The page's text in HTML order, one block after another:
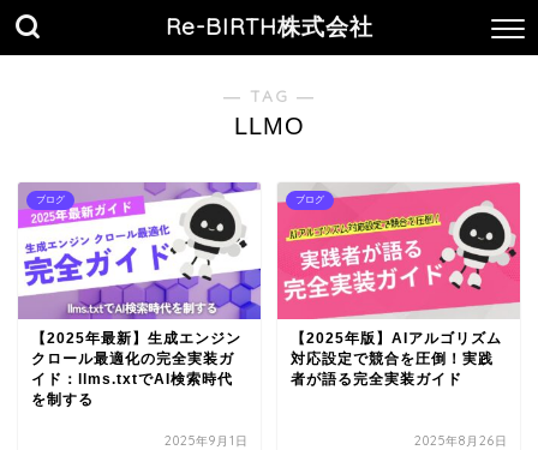
Re-BIRTH株式会社
― TAG ―
LLMO
ブログ
【2025年最新】生成エンジン
クロール最適化の完全実装ガ
イド：llms.txtでAI検索時代
を制する
2025年9月1日
ブログ
【2025年版】AIアルゴリズム
対応設定で競合を圧倒！実践
者が語る完全実装ガイド
2025年8月26日